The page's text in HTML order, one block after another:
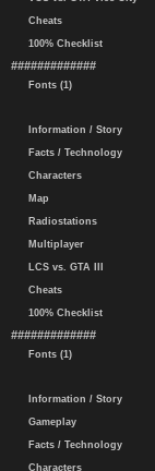
Cheats
100% Checklist
#############
Fonts (1)
Information / Story
Facts / Technology
Characters
Map
Radiostations
Multiplayer
LCS vs. GTA III
Cheats
100% Checklist
#############
Fonts (1)
Information / Story
Gameplay
Facts / Technology
Characters